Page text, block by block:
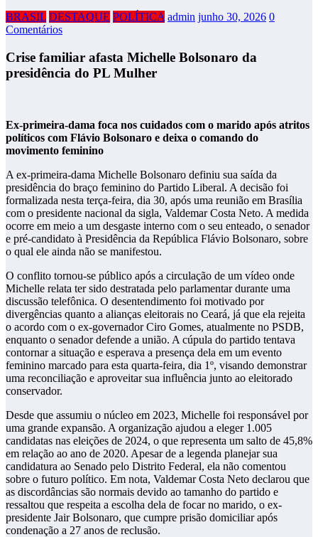
BRASIL DESTAQUE POLÍTICA admin junho 30, 2026 0
Comentários
Crise familiar afasta Michelle Bolsonaro da
presidência do PL Mulher
Ex-primeira-dama foca nos cuidados com o marido após atritos
políticos com Flávio Bolsonaro e deixa o comando do
movimento feminino
A ex-primeira-dama Michelle Bolsonaro definiu sua saída da
presidência do braço feminino do Partido Liberal. A decisão foi
formalizada nesta terça-feira, dia 30, após uma reunião em Brasília
com o presidente nacional da sigla, Valdemar Costa Neto. A medida
ocorre em meio a um desgaste interno com o seu enteado, o senador
e pré-candidato à Presidência da República Flávio Bolsonaro, sobre
o qual ele ainda não se manifestou.
O conflito tornou-se público após a circulação de um vídeo onde
Michelle relata ter sido destratada pelo parlamentar durante uma
discussão telefônica. O desentendimento foi motivado por
divergências quanto a alianças eleitorais no Ceará, já que ela rejeita
o acordo com o ex-governador Ciro Gomes, atualmente no PSDB,
enquanto o senador defende a união. A cúpula do partido tentava
contornar a situação e esperava a presença dela em um evento
feminino marcado para esta quarta-feira, dia 1º, visando demonstrar
uma reconciliação e aproveitar sua influência junto ao eleitorado
conservador.
Desde que assumiu o núcleo em 2023, Michelle foi responsável por
uma grande expansão. A organização ajudou a eleger 1.005
candidatas nas eleições de 2024, o que representa um salto de 45,8%
em relação ao ano de 2020. Apesar de a legenda planejar sua
candidatura ao Senado pelo Distrito Federal, ela não comentou
sobre o futuro político. Em nota, Valdemar Costa Neto declarou que
as discordâncias são normais devido ao tamanho do partido e
ressaltou que respeita a escolha dela de focar no marido, o ex-
presidente Jair Bolsonaro, que cumpre prisão domiciliar após
condenação a 27 anos de reclusão.